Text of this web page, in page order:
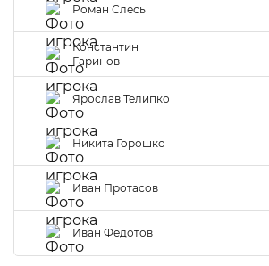
Роман Слесь
Константин
Гаринов
Ярослав Телипко
Никита Горошко
Иван Протасов
Иван Федотов